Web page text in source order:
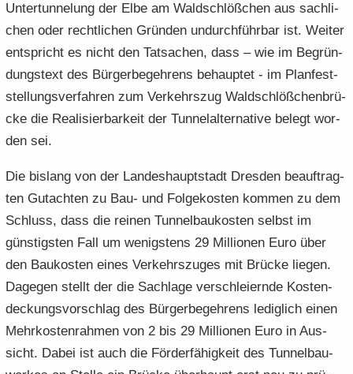
Un­ter­tun­ne­lung der Elbe am Wald­schlöß­chen aus sach­li­
chen oder recht­li­chen Grün­den un­durch­führ­bar ist. Wei­ter
ent­spricht es nicht den Tat­sa­chen, dass – wie im Be­grün­
dungs­text des Bür­ger­be­geh­rens be­haup­tet - im Plan­fest­
stel­lungs­ver­fah­ren zum Ver­kehrs­zug Wald­schlöß­chen­brü­
cke die Rea­li­sier­bar­keit der Tun­nel­al­ter­na­ti­ve be­legt wor­
den sei.
Die bis­lang von der Lan­des­haupt­stadt Dres­den be­auf­trag­
ten Gut­ach­ten zu Bau- und Fol­ge­kos­ten kom­men zu dem
Schluss, dass die rei­nen Tun­nel­bau­kos­ten selbst im
güns­tigs­ten Fall um we­nigs­tens 29 Mil­lio­nen Euro über
den Bau­kos­ten eines Ver­kehrs­zu­ges mit Brü­cke lie­gen.
Da­ge­gen stellt der die Sach­la­ge ver­schlei­ern­de Kos­ten­
de­ckungs­vor­schlag des Bür­ger­be­geh­rens le­dig­lich einen
Mehr­kos­ten­rah­men von 2 bis 29 Mil­lio­nen Euro in Aus­
sicht. Dabei ist auch die För­der­fä­hig­keit des Tun­nel­bau­